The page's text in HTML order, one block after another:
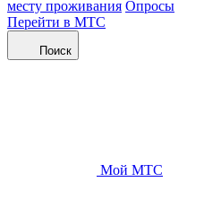
месту проживания Опросы
Перейти в МТС
Поиск
Мой МТС